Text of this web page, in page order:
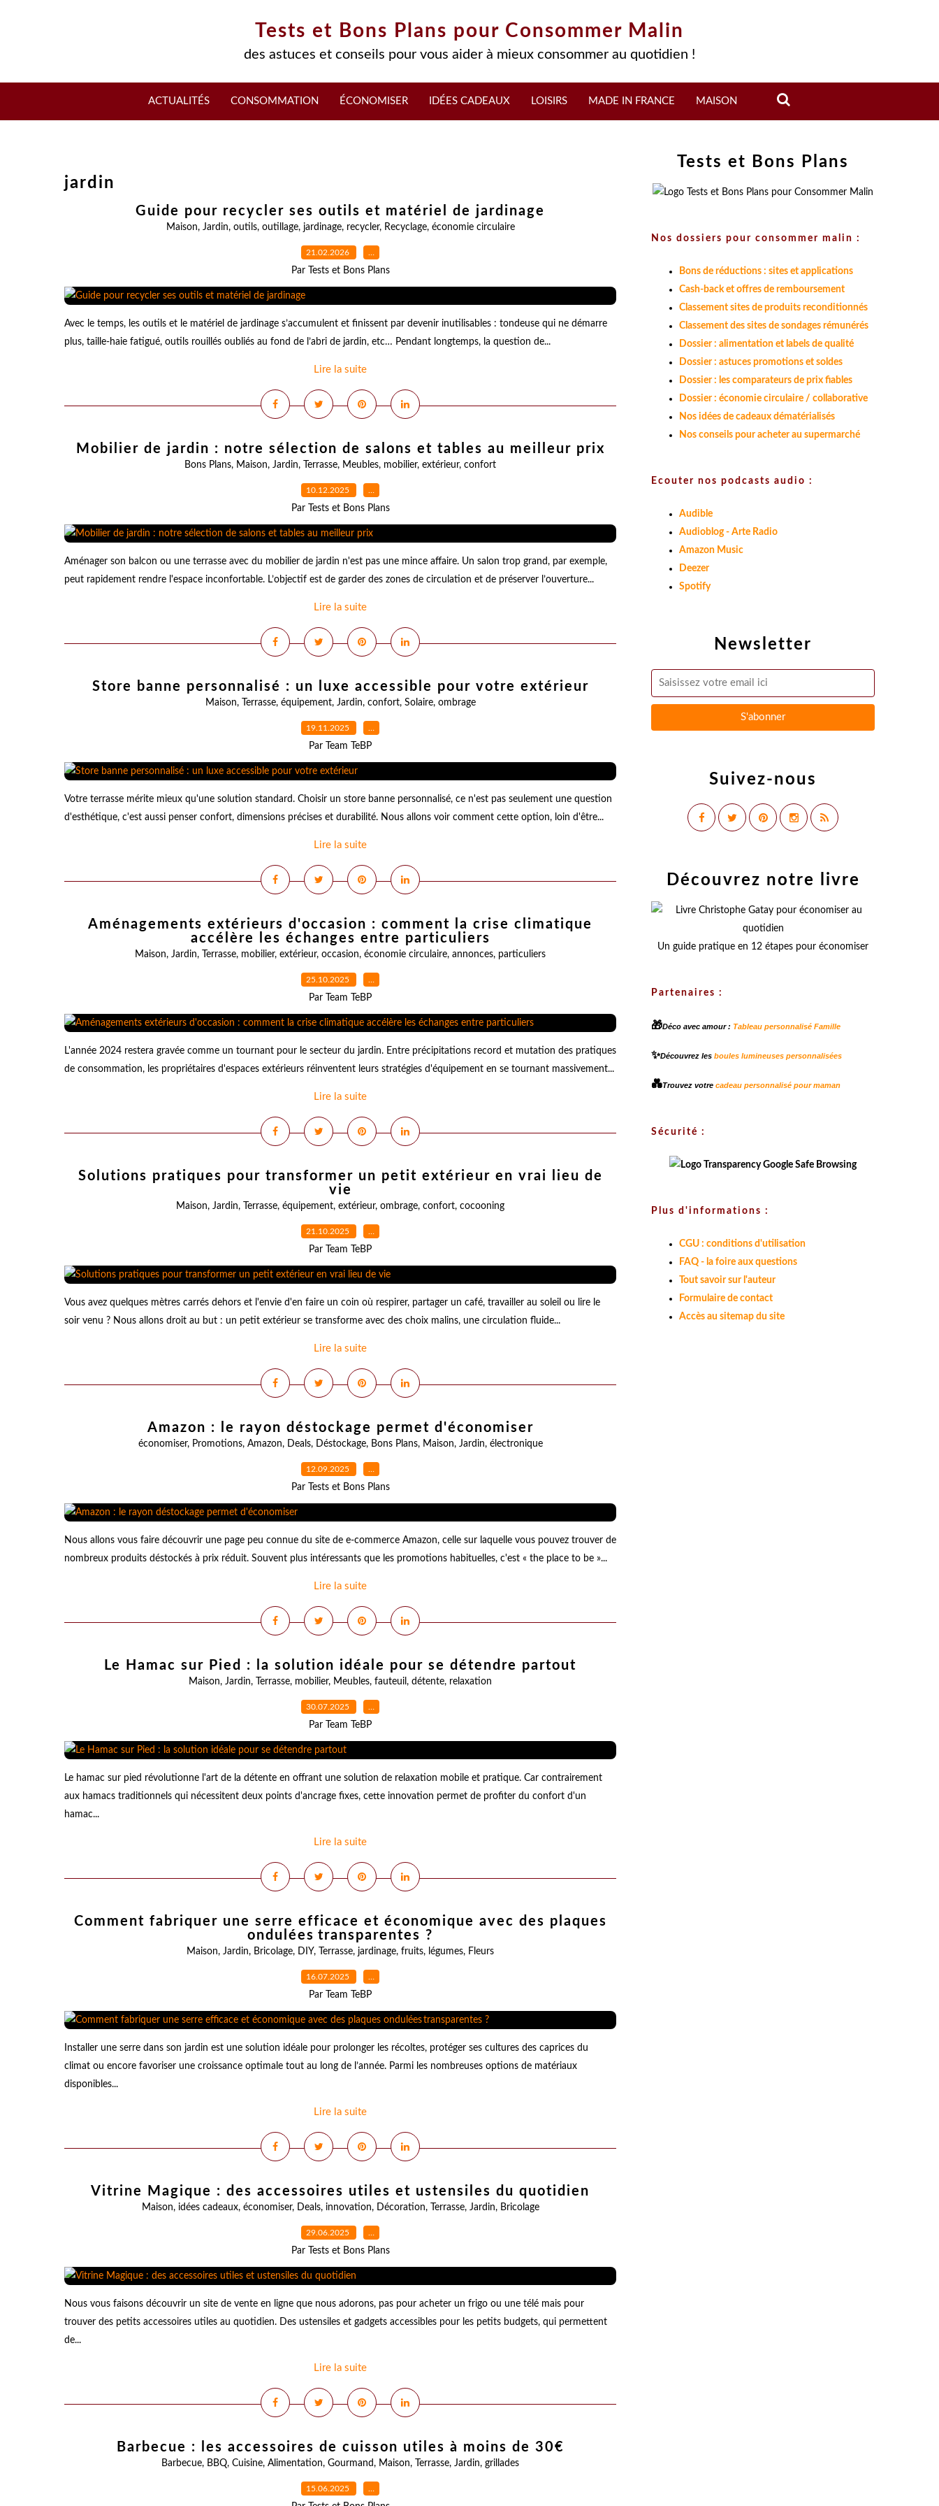
Tests et Bons Plans pour Consommer Malin
des astuces et conseils pour vous aider à mieux consommer au quotidien !
ACTUALITÉS CONSOMMATION ÉCONOMISER IDÉES CADEAUX LOISIRS MADE IN FRANCE MAISON
jardin
Guide pour recycler ses outils et matériel de jardinage
Maison, Jardin, outils, outillage, jardinage, recycler, Recyclage, économie circulaire
21.02.2026 …
Par Tests et Bons Plans
Avec le temps, les outils et le matériel de jardinage s’accumulent et finissent par devenir inutilisables : tondeuse qui ne démarre
plus, taille-haie fatigué, outils rouillés oubliés au fond de l’abri de jardin, etc… Pendant longtemps, la question de...
Lire la suite
Mobilier de jardin : notre sélection de salons et tables au meilleur prix
Bons Plans, Maison, Jardin, Terrasse, Meubles, mobilier, extérieur, confort
10.12.2025 …
Par Tests et Bons Plans
Aménager son balcon ou une terrasse avec du mobilier de jardin n'est pas une mince affaire. Un salon trop grand, par exemple,
peut rapidement rendre l'espace inconfortable. L’objectif est de garder des zones de circulation et de préserver l’ouverture...
Lire la suite
Store banne personnalisé : un luxe accessible pour votre extérieur
Maison, Terrasse, équipement, Jardin, confort, Solaire, ombrage
19.11.2025 …
Par Team TeBP
Votre terrasse mérite mieux qu'une solution standard. Choisir un store banne personnalisé, ce n'est pas seulement une question
d'esthétique, c'est aussi penser confort, dimensions précises et durabilité. Nous allons voir comment cette option, loin d'être...
Lire la suite
Aménagements extérieurs d'occasion : comment la crise climatique
accélère les échanges entre particuliers
Maison, Jardin, Terrasse, mobilier, extérieur, occasion, économie circulaire, annonces, particuliers
25.10.2025 …
Par Team TeBP
L'année 2024 restera gravée comme un tournant pour le secteur du jardin. Entre précipitations record et mutation des pratiques
de consommation, les propriétaires d'espaces extérieurs réinventent leurs stratégies d'équipement en se tournant massivement...
Lire la suite
Solutions pratiques pour transformer un petit extérieur en vrai lieu de
vie
Maison, Jardin, Terrasse, équipement, extérieur, ombrage, confort, cocooning
21.10.2025 …
Par Team TeBP
Vous avez quelques mètres carrés dehors et l'envie d'en faire un coin où respirer, partager un café, travailler au soleil ou lire le
soir venu ? Nous allons droit au but : un petit extérieur se transforme avec des choix malins, une circulation fluide...
Lire la suite
Amazon : le rayon déstockage permet d'économiser
économiser, Promotions, Amazon, Deals, Déstockage, Bons Plans, Maison, Jardin, électronique
12.09.2025 …
Par Tests et Bons Plans
Nous allons vous faire découvrir une page peu connue du site de e-commerce Amazon, celle sur laquelle vous pouvez trouver de
nombreux produits déstockés à prix réduit. Souvent plus intéressants que les promotions habituelles, c'est « the place to be »...
Lire la suite
Le Hamac sur Pied : la solution idéale pour se détendre partout
Maison, Jardin, Terrasse, mobilier, Meubles, fauteuil , détente, relaxation
30.07.2025 …
Par Team TeBP
Le hamac sur pied révolutionne l'art de la détente en offrant une solution de relaxation mobile et pratique. Car contrairement
aux hamacs traditionnels qui nécessitent deux points d'ancrage fixes, cette innovation permet de profiter du confort d'un
hamac...
Lire la suite
Comment fabriquer une serre efficace et économique avec des plaques
ondulées transparentes ?
Maison, Jardin, Bricolage, DIY, Terrasse, jardinage, fruits, légumes, Fleurs
16.07.2025 …
Par Team TeBP
Installer une serre dans son jardin est une solution idéale pour prolonger les récoltes, protéger ses cultures des caprices du
climat ou encore favoriser une croissance optimale tout au long de l’année. Parmi les nombreuses options de matériaux
disponibles...
Lire la suite
Vitrine Magique : des accessoires utiles et ustensiles du quotidien
Maison, idées cadeaux, économiser, Deals, innovation, Décoration, Terrasse, Jardin, Bricolage
29.06.2025 …
Par Tests et Bons Plans
Nous vous faisons découvrir un site de vente en ligne que nous adorons, pas pour acheter un frigo ou une télé mais pour
trouver des petits accessoires utiles au quotidien. Des ustensiles et gadgets accessibles pour les petits budgets, qui permettent
de...
Lire la suite
Barbecue : les accessoires de cuisson utiles à moins de 30€
Barbecue, BBQ, Cuisine, Alimentation, Gourmand, Maison, Terrasse, Jardin, grillades
15.06.2025 …
Newsletter
Suivez-nous
Tests et Bons Plans
Nos dossiers pour consommer malin :
Bons de réductions : sites et applications
Cash-back et offres de remboursement
Classement sites de produits reconditionnés
Classement des sites de sondages rémunérés
Dossier : alimentation et labels de qualité
Dossier : astuces promotions et soldes
Dossier : les comparateurs de prix fiables
Dossier : économie circulaire / collaborative
Nos idées de cadeaux dématérialisés
Nos conseils pour acheter au supermarché
Ecouter nos podcasts audio :
Audible
Audioblog - Arte Radio
Amazon Music
Deezer
Spotify
Découvrez notre livre
Un guide pratique en 12 étapes pour économiser
Partenaires :
🎁Déco avec amour : Tableau personnalisé Famille
✨Découvrez les boules lumineuses personnalisées
💑Trouvez votre cadeau personnalisé pour maman
Sécurité :
Plus d'informations :
CGU : conditions d'utilisation
FAQ - la foire aux questions
Tout savoir sur l'auteur
Formulaire de contact
Accès au sitemap du site